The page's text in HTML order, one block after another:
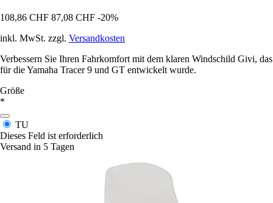
108,86 CHF 87,08 CHF -20%
inkl. MwSt. zzgl. Versandkosten
Verbessern Sie Ihren Fahrkomfort mit dem klaren Windschild Givi, das
für die Yamaha Tracer 9 und GT entwickelt wurde.
Größe
*
TU
Dieses Feld ist erforderlich
Versand in 5 Tagen